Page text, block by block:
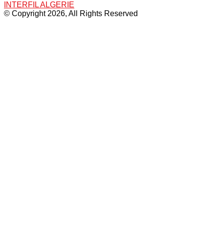
INTERFIL ALGERIE
© Copyright 2026, All Rights Reserved